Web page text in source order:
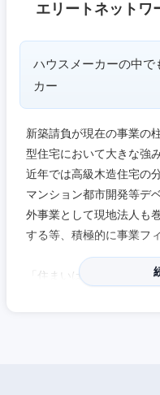
エリートネットワ
ハウスメーカーの中で
カー
新築請負が現在の事業の
型住宅において大きな強
近年では高級木造住宅の
マンション都市開発等デ
外事業として現地法人も
する等、積極的に事業フ
「住まいは人間形成の道